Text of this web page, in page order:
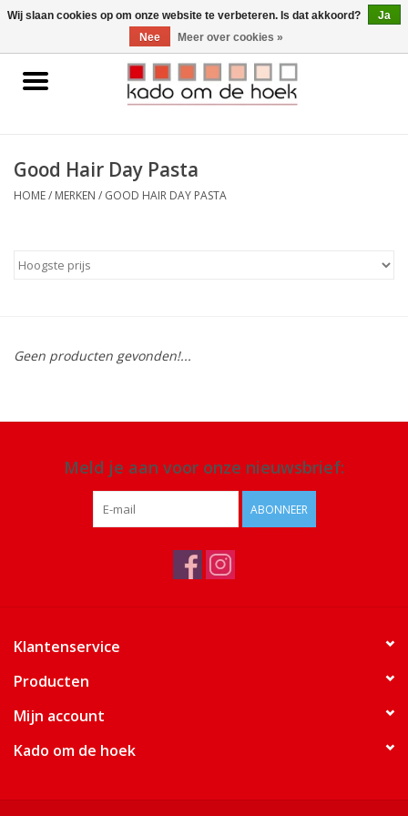
0 Artikelen - €0,00
Home
Gadgets
Good Hair Day Pasta
HOME/ MERKEN / GOOD HAIR DAY PASTA
Geen producten gevonden!...
Meld je aan voor onze nieuwsbrief:
ABONNEER
Klantenservice
Producten
Mijn account
Kado om de hoek
Wij slaan cookies op om onze website te verbeteren. Is dat akkoord?
Ja
Nee
Meer over cookies »